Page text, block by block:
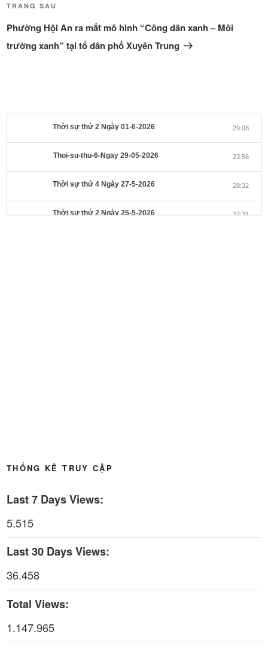
Bài
tiếp
theo
TRANG SAU
Phường Hội An ra mắt mô hình “Công dân xanh – Môi
trường xanh” tại tổ dân phố Xuyên Trung
Thời sự thứ 2 Ngày 01-6-2026 29:08
Thoi-su-thu-6-Ngay 29-05-2026 23:56
Thời sự thứ 4 Ngày 27-5-2026 28:32
Thời sự thứ 2 Ngày 25-5-2026 27:31
Thời sự thứ 2 Ngày 4-5-2026
Thời sự thứ 6 Ngày 1-5-2026
Thời sự thứ 2 Ngày 27-4-2026
Thời sự thứ 2 Ngày 20-4-2026 31:53
THỐNG KÊ TRUY CẬP
Last 7 Days Views:
5.515
Last 30 Days Views:
36.458
Total Views:
1.147.965